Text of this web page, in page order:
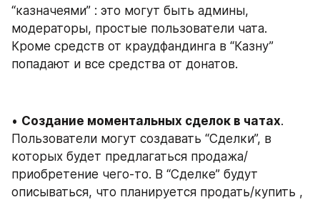
“казначеями” : это могут быть админы,
модераторы, простые пользователи чата.
Кроме средств от краудфандинга в “Казну”
попадают и все средства от донатов.
• Создание моментальных сделок в чатах.
Пользователи могут создавать “Сделки”, в
которых будет предлагаться продажа/
приобретение чего-то. В “Сделке” будут
описываться, что планируется продать/купить ,